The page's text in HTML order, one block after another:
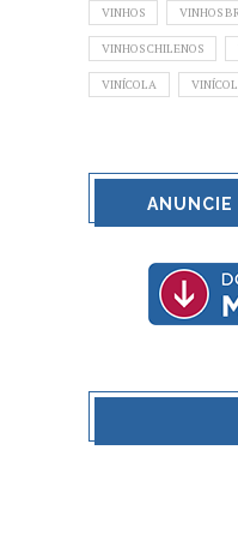
VINHOS VINHOS
VINHOS CHILENOS
VINÍCOLA
ANUNCIE